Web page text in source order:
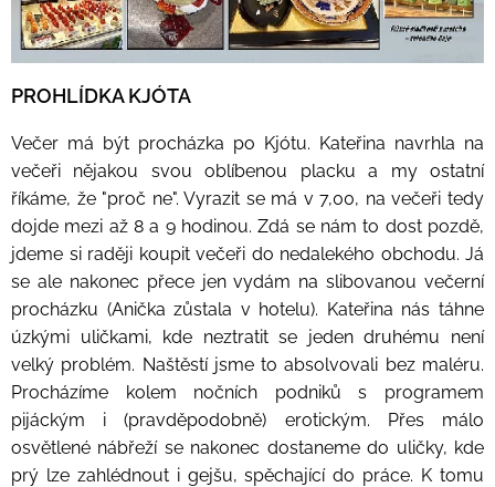
PROHLÍDKA KJÓTA
Večer má být procházka po Kjótu. Kateřina navrhla na
večeři nějakou svou oblíbenou placku a my ostatní
říkáme, že "proč ne". Vyrazit se má v 7,00, na večeři tedy
dojde mezi až 8 a 9 hodinou. Zdá se nám to dost pozdě,
jdeme si raději koupit večeři do nedalekého obchodu. Já
se ale nakonec přece jen vydám na slibovanou večerní
procházku (Anička zůstala v hotelu). Kateřina nás táhne
úzkými uličkami, kde neztratit se jeden druhému není
velký problém. Naštěstí jsme to absolvovali bez maléru.
Procházíme kolem nočních podniků s programem
pijáckým i (pravděpodobně) erotickým. Přes málo
osvětlené nábřeží se nakonec dostaneme do uličky, kde
prý lze zahlédnout i gejšu, spěchající do práce. K tomu